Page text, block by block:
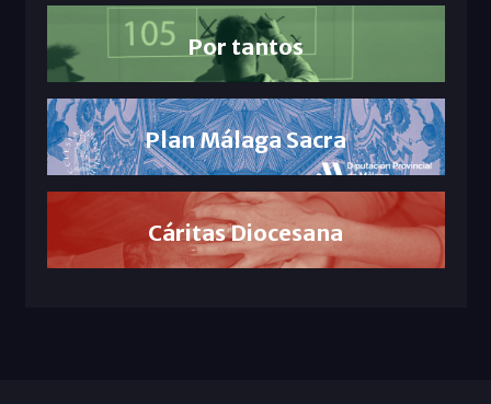
Por tantos
Plan Málaga Sacra
Cáritas Diocesana